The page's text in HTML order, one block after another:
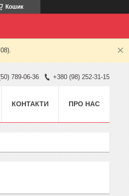
Кошик
789-06-36 +380 (98) 252-31-15
КОНТАКТИ ПРО НАС